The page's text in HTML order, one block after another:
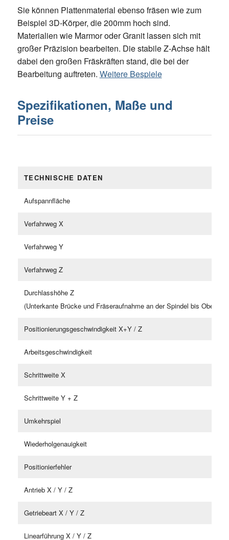
Sie können Plattenmaterial ebenso fräsen wie zum
Beispiel 3D-Körper, die 200mm hoch sind.
Materialien wie Marmor oder Granit lassen sich mit
großer Präzision bearbeiten. Die stabile Z-Achse hält
dabei den großen Fräskräften stand, die bei der
Bearbeitung auftreten. Weitere Bespiele
Spezifikationen, Maße und
Preise
TECHNISCHE DATEN
Aufspannfläche
Verfahrweg X
Verfahrweg Y
Verfahrweg Z
Durchlasshöhe Z
(Unterkante Brücke und Fräseraufnahme an der Spindel bis
Positionierungsgeschwindigkeit X+Y / Z
Arbeitsgeschwindigkeit
Schrittweite X
Schrittweite Y + Z
Umkehrspiel
Wiederholgenauigkeit
Positionierfehler
Antrieb X / Y / Z
Getriebeart X / Y / Z
Linearführung X / Y / Z